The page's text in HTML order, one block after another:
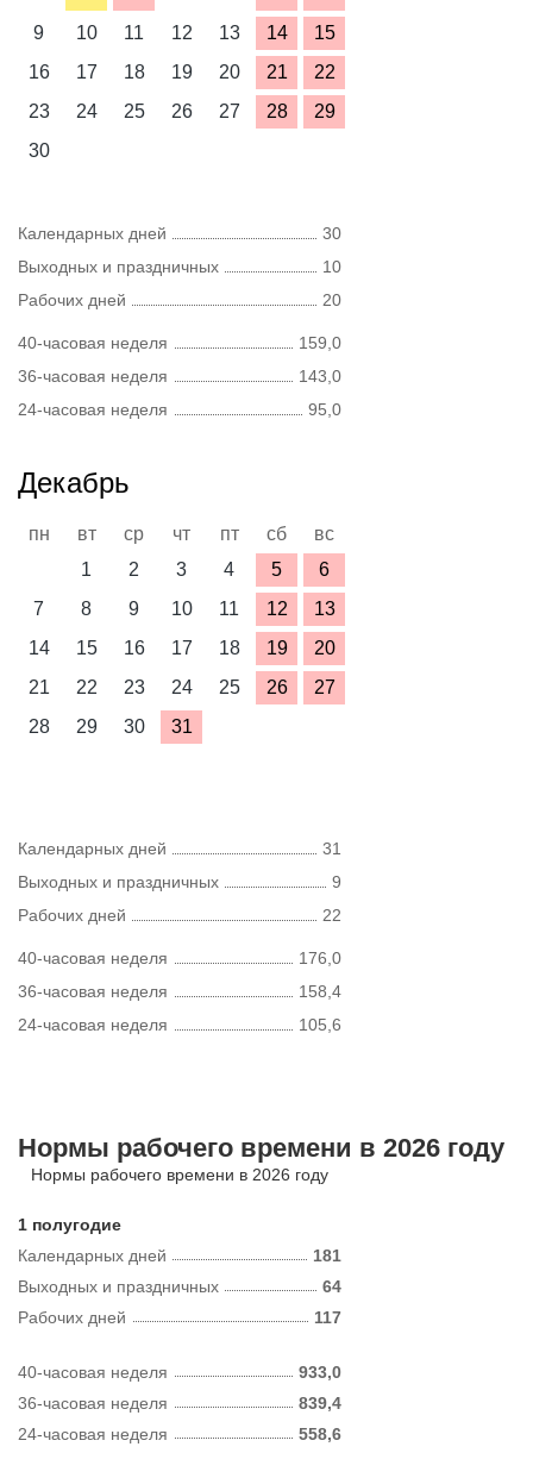
9
10 11 12 13 14
15
16
17 18 19 20 21
22
23
24 25 26 27 28
29
30
Календарных дней
30
Выходных и праздничных
10
Рабочих дней
20
40-часовая неделя
159,0
36-часовая неделя
143,0
24-часовая неделя
95,0
Декабрь
пн вт ср чт пт сб
вс
1
2 3 4 5
6
7
8 9 10 11 12
13
14
15 16 17 18 19
20
21
22 23 24 25 26
27
28
29 30 31
Календарных дней
31
Выходных и праздничных
9
Рабочих дней
22
40-часовая неделя
176,0
36-часовая неделя
158,4
24-часовая неделя
105,6
Нормы рабочего времени в 2026 году
Нормы рабочего времени в 2026 году
1 полугодие
Календарных дней
181
Рабочих дней 117
Выходных и праздничных 64
40-часовая неделя
933,0
36-часовая неделя
839,4
24-часовая неделя
558,6